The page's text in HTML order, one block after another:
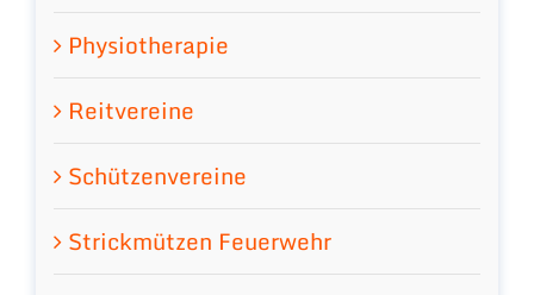
Physiotherapie
Reitvereine
Schützenvereine
Strickmützen Feuerwehr